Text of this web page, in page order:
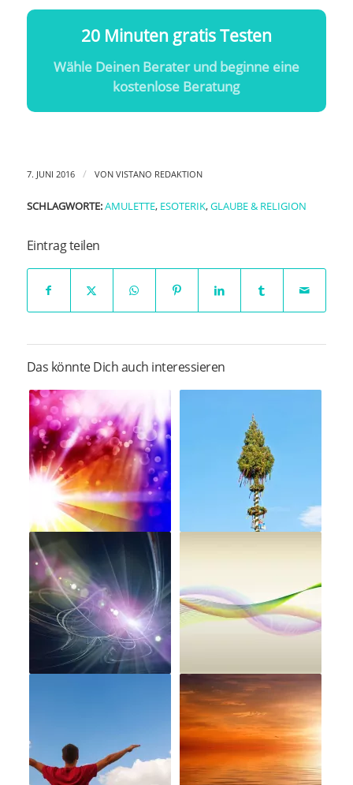
20 Minuten gratis Testen
Wähle Deinen Berater und beginne eine
kostenlose Beratung
7. JUNI 2016 / VON VISTANO REDAKTION
SCHLAGWORTE: AMULETTE, ESOTERIK,GLAUBE & RELIGION
Eintrag teilen
Das könnte Dich auch interessieren